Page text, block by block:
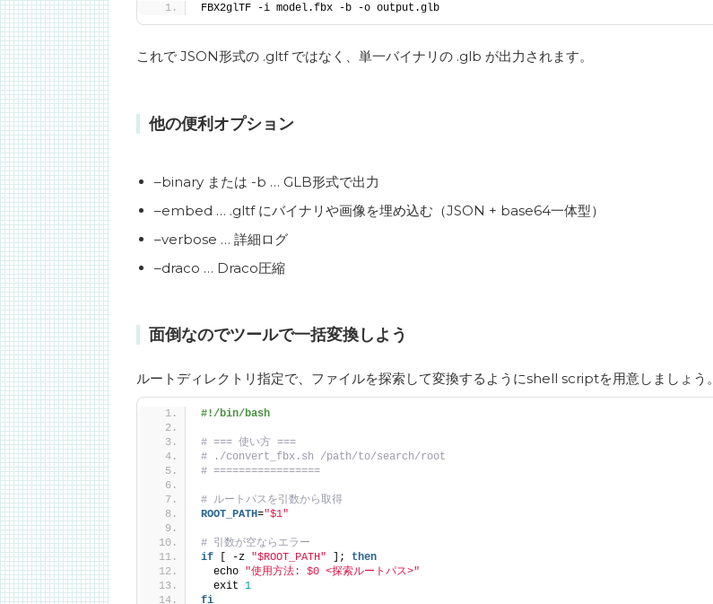
FBX2glTF -i model.fbx -b -o output.glb
これで JSON形式の .gltf ではなく、単一バイナリの .glb が出力されます。
他の便利オプション
–binary または -b … GLB形式で出力
–embed … .gltf にバイナリや画像を埋め込む（JSON + base64一体型）
–verbose … 詳細ログ
–draco … Draco圧縮
面倒なのでツールで一括変換しよう
ルートディレクトリ指定で、ファイルを探索して変換するようにshell scriptを用意しましょう。
#!/bin/bash
# === 使い方 ===
# ./convert_fbx.sh /path/to/search/root
# =================
# ルートパスを引数から取得
ROOT_PATH="$1"
# 引数が空ならエラー
if [ -z "$ROOT_PATH" ]; then
  echo
"使用方法: $0 <探索ルートパス>"
  exit
1
fi